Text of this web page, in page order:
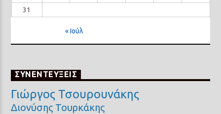
31
« Ιούλ
ΣΥΝΕΝΤΕΥΞΕΙΣ
Γιώργος Τσουρουνάκης
Διονύσης Τουρκάκης